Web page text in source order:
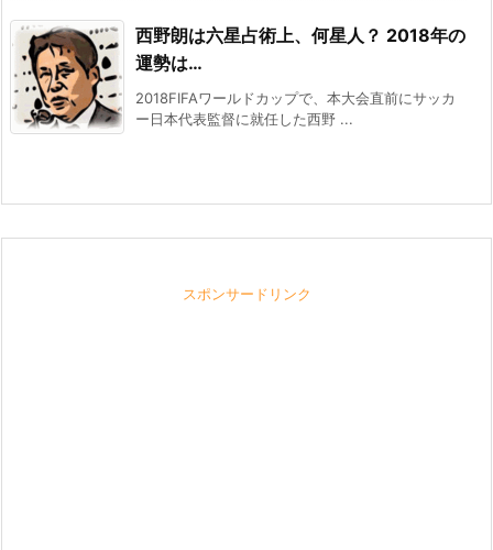
西野朗は六星占術上、何星人？ 2018年の
運勢は…
2018FIFAワールドカップで、本大会直前にサッカ
ー日本代表監督に就任した西野 ...
スポンサードリンク